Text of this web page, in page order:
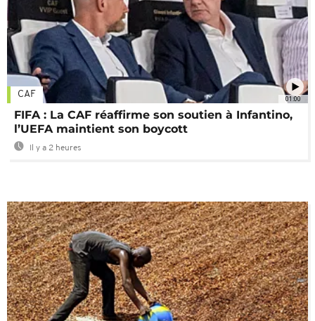
01:00
CAF
FIFA : La CAF réaffirme son soutien à Infantino,
l’UEFA maintient son boycott
Il y a 2 heures